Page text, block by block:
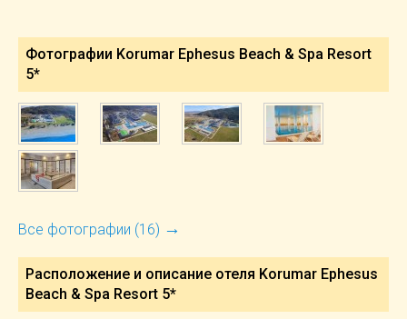
Фотографии Korumar Ephesus Beach & Spa Resort
5*
Все фотографии (16) →
Расположение и описание отеля Korumar Ephesus
Beach & Spa Resort 5*